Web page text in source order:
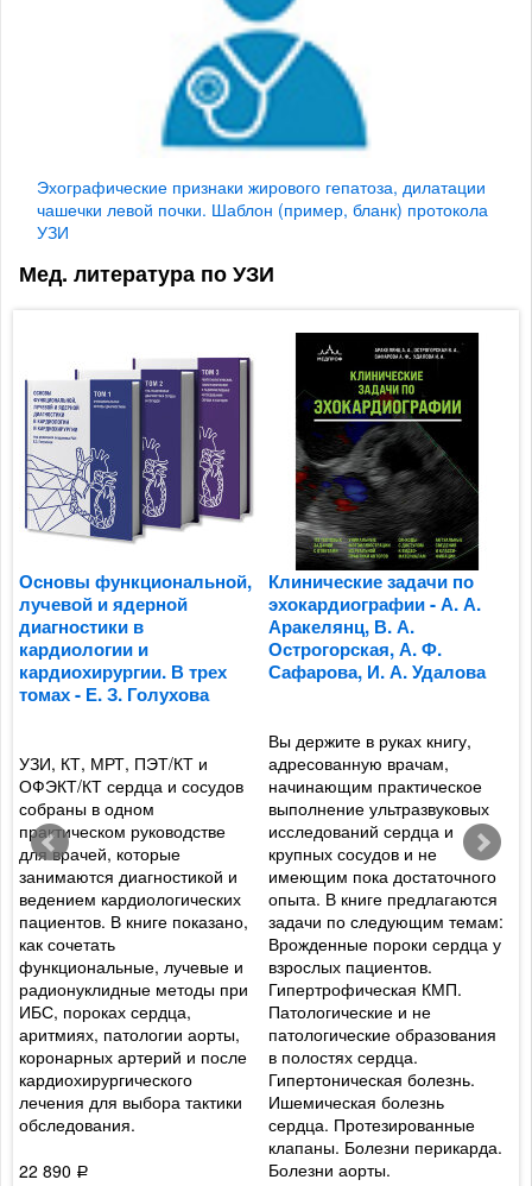
Эхографические признаки жирового гепатоза, дилатации
чашечки левой почки. Шаблон (пример, бланк) протокола
УЗИ
Мед. литература по УЗИ
Основы функциональной,
лучевой и ядерной
диагностики в
кардиологии и
кардиохирургии. В трех
томах - Е. З. Голухова
УЗИ, КТ, МРТ, ПЭТ/КТ и
ОФЭКТ/КТ сердца и сосудов
собраны в одном
практическом руководстве
для врачей, которые
занимаются диагностикой и
ведением кардиологических
пациентов. В книге показано,
как сочетать
функциональные, лучевые и
радионуклидные методы при
ИБС, пороках сердца,
аритмиях, патологии аорты,
коронарных артерий и после
кардиохирургического
лечения для выбора тактики
обследования.
22 890 Р
Клинические задачи по
эхокардиографии - А. А.
Аракелянц, В. А.
Острогорская, А. Ф.
Сафарова, И. А. Удалова
Вы держите в руках книгу,
адресованную врачам,
начинающим практическое
выполнение ультразвуковых
исследований сердца и
крупных сосудов и не
имеющим пока достаточного
опыта. В книге предлагаются
задачи по следующим темам:
Врожденные пороки сердца у
взрослых пациентов.
Гипертрофическая КМП.
Патологические и не
патологические образования
в полостях сердца.
Гипертоническая болезнь.
Ишемическая болезнь
сердца. Протезированные
клапаны. Болезни перикарда.
Болезни аорты.